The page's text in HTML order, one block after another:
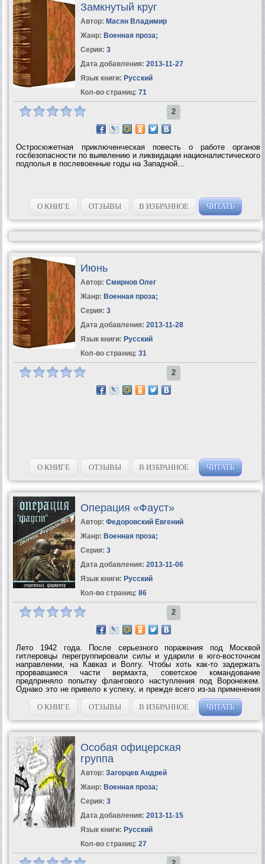
Замкнутый круг
Автор: Масян Владимир
Жанр: Военная проза;
Серия: 3
Дата добавления: 2013-11-27
Язык книги: Русский
Кол-во страниц: 71
2
Остросюжетная приключенческая повесть о работе органов
госбезопасности по выявлению и ликвидации националистического
подполья в послевоенные годы на Западной...
О КНИГЕ ОТЗЫВЫ В ИЗБРАННОЕ ЧИТАТЬ
Июнь
Автор: Смирнов Олег
Жанр: Военная проза;
Серия: 3
Дата добавления: 2013-11-28
Язык книги: Русский
Кол-во страниц: 31
2
О КНИГЕ ОТЗЫВЫ В ИЗБРАННОЕ ЧИТАТЬ
Операция «Фауст»
Автор: Федоровский Евгений
Жанр: Военная проза;
Серия: 3
Дата добавления: 2013-11-06
Язык книги: Русский
Кол-во страниц: 86
2
Лето 1942 года. После серьезного поражения под Москвой
гитлеровцы перегруппировали силы и ударили в юго-восточном
направлении, на Кавказ и Волгу. Чтобы хоть как-то задержать
прорвавшиеся части вермахта, советское командование
предприняло попытку флангового наступления под Воронежем.
Однако это не привело к успеху, и прежде всего из-за применения
немцами загадочного и страшного оружия, буквально сжигавшего
русские...О КНИГЕ ОТЗЫВЫ В ИЗБРАННОЕ ЧИТАТЬ
Особая офицерская
группа
Автор: Загорцев Андрей
Жанр: Военная проза;
Серия: 3
Дата добавления: 2013-11-15
Язык книги: Русский
Кол-во страниц: 27